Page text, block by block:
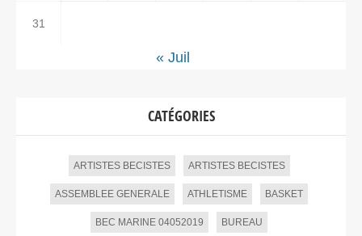
31
« Juil
CATÉGORIES
ARTISTES BECISTES ARTISTES BECISTES
ASSEMBLEE GENERALE ATHLETISME BASKET
BEC MARINE 04052019 BUREAU